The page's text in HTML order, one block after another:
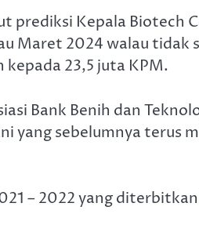
prediksi Kepala Biotech
Maret 2024 walau tidak
23,5 juta KPM.
Bank Benih dan
yang sebelumnya terus
– 2022 yang